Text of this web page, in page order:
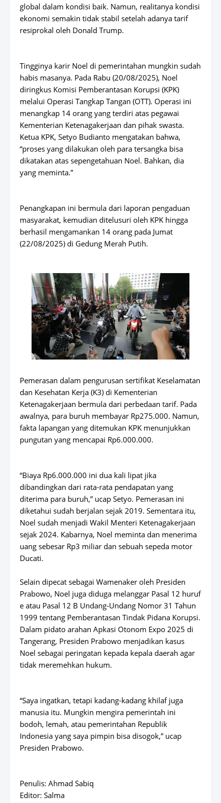
global dalam kondisi baik. Namun, realitanya kondisi
ekonomi semakin tidak stabil setelah adanya tarif
resiprokal oleh Donald Trump.
Tingginya karir Noel di pemerintahan mungkin sudah
habis masanya. Pada Rabu (20/08/2025), Noel
diringkus Komisi Pemberantasan Korupsi (KPK)
melalui Operasi Tangkap Tangan (OTT). Operasi ini
menangkap 14 orang yang terdiri atas pegawai
Kementerian Ketenagakerjaan dan pihak swasta.
Ketua KPK, Setyo Budianto mengatakan bahwa,
“proses yang dilakukan oleh para tersangka bisa
dikatakan atas sepengetahuan Noel. Bahkan, dia
yang meminta.”
Penangkapan ini bermula dari laporan pengaduan
masyarakat, kemudian ditelusuri oleh KPK hingga
berhasil mengamankan 14 orang pada Jumat
(22/08/2025) di Gedung Merah Putih.
Pemerasan dalam pengurusan sertifikat Keselamatan
dan Kesehatan Kerja (K3) di Kementerian
Ketenagakerjaan bermula dari perbedaan tarif. Pada
awalnya, para buruh membayar Rp275.000. Namun,
fakta lapangan yang ditemukan KPK menunjukkan
pungutan yang mencapai Rp6.000.000.
“Biaya Rp6.000.000 ini dua kali lipat jika
dibandingkan dari rata-rata pendapatan yang
diterima para buruh,” ucap Setyo. Pemerasan ini
diketahui sudah berjalan sejak 2019. Sementara itu,
Noel sudah menjadi Wakil Menteri Ketenagakerjaan
sejak 2024. Kabarnya, Noel meminta dan menerima
uang sebesar Rp3 miliar dan sebuah sepeda motor
Ducati.
Selain dipecat sebagai Wamenaker oleh Presiden
Prabowo, Noel juga diduga melanggar Pasal 12 huruf
e atau Pasal 12 B Undang-Undang Nomor 31 Tahun
1999 tentang Pemberantasan Tindak Pidana Korupsi.
Dalam pidato arahan Apkasi Otonom Expo 2025 di
Tangerang, Presiden Prabowo menjadikan kasus
Noel sebagai peringatan kepada kepala daerah agar
tidak meremehkan hukum.
“Saya ingatkan, tetapi kadang-kadang khilaf juga
manusia itu. Mungkin mengira pemerintah ini
bodoh, lemah, atau pemerintahan Republik
Indonesia yang saya pimpin bisa disogok,” ucap
Presiden Prabowo.
Penulis: Ahmad Sabiq
Editor: Salma